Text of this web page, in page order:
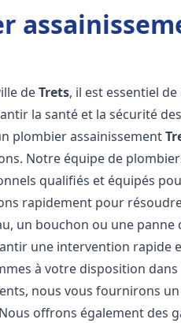
deTrets, il est essentiel
la santé et la sécurité
plombier assainissement
Notre équipe de
qualifiés et équipés
rapidement pour
un bouchon ou une
une intervention rapide
à votre disposition
nous vous fournirons
offrons également des